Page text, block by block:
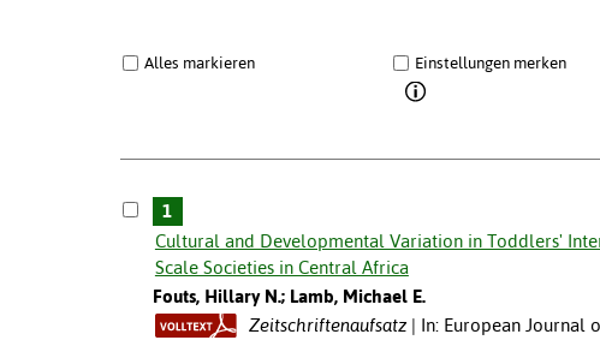
Alles markieren Einstellungen merken
1
Cultural and Developmental Variation in Toddlers'
Scale Societies in Central Africa
Fouts, Hillary N.; Lamb, Michael E.
Zeitschriftenaufsatz
In: European Journal